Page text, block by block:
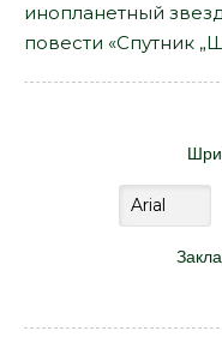
инопланетный
повести «Спутник